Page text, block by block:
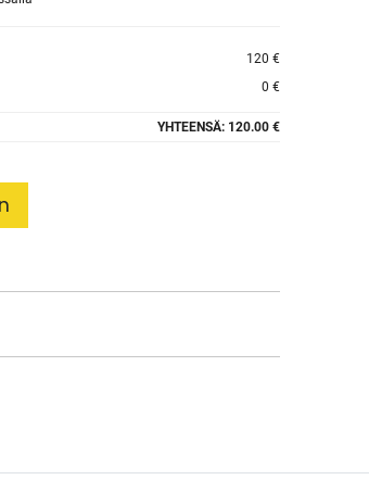
120 €
0 €
YHTEENSÄ: 120.00 €